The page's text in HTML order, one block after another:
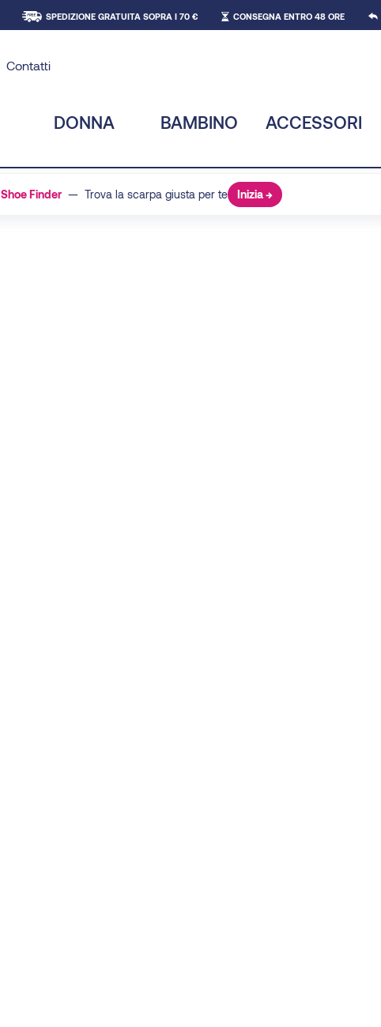
SPEDIZIONE GRATUITA SOPRA I 70 € CONSEGNA ENTRO 48 ORE
Contatti
DONNA BAMBINO ACCESSORI
Shoe Finder — Trova la scarpa giusta per te Inizia →